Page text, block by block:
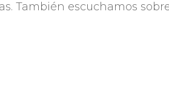
También escuchamos